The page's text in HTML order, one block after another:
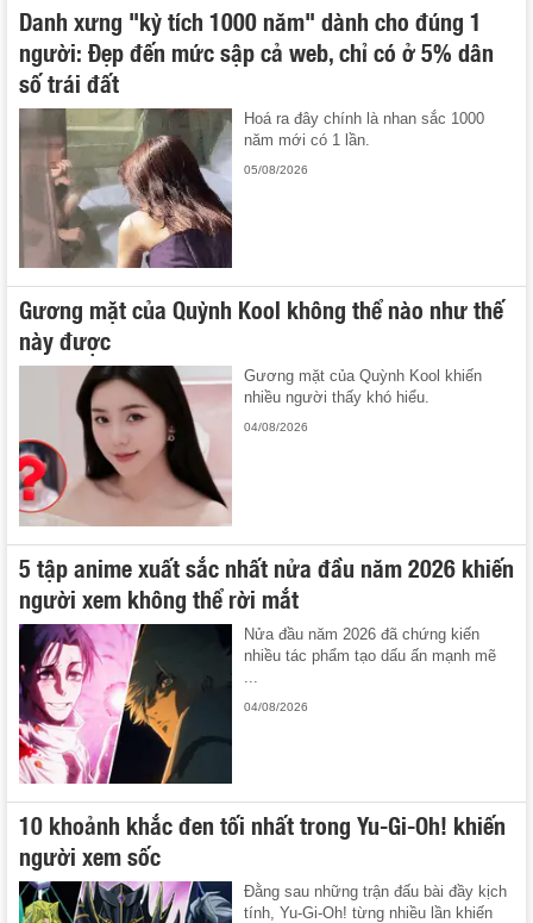
Danh xưng "kỳ tích 1000 năm" dành cho đúng 1
người: Đẹp đến mức sập cả web, chỉ có ở 5% dân
số trái đất
Hoá ra đây chính là nhan sắc 1000
năm mới có 1 lần.
05/08/2026
Gương mặt của Quỳnh Kool không thể nào như thế
này được
Gương mặt của Quỳnh Kool khiến
nhiều người thấy khó hiểu.
04/08/2026
5 tập anime xuất sắc nhất nửa đầu năm 2026 khiến
người xem không thể rời mắt
Nửa đầu năm 2026 đã chứng kiến
nhiều tác phẩm tạo dấu ấn mạnh mẽ
04/08/2026
10 khoảnh khắc đen tối nhất trong Yu-Gi-Oh! khiến
người xem sốc
Đằng sau những trận đấu bài đầy kịch
tính, Yu-Gi-Oh! từng nhiều lần khiến